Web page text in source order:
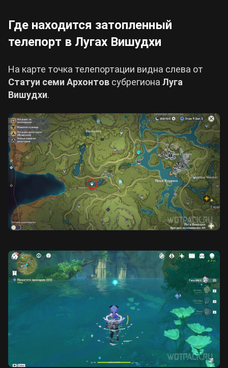
Где находится затопленный
телепорт в Лугах Вишудхи
На карте точка телепортации видна слева от
Статуи семи Архонтов субрегиона Луга
Вишудхи.